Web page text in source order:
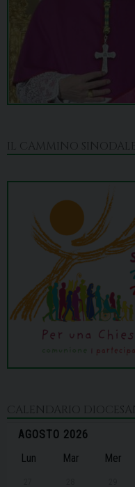
IL CAMMINO SINODALE
CALENDARIO
AGOSTO 2026
Lun Mar Mer